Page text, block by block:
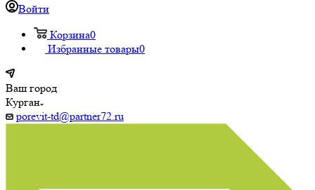
Войти
Корзина0
Избранные товары0
Ваш город
Курган
porevit-td@partner72.ru